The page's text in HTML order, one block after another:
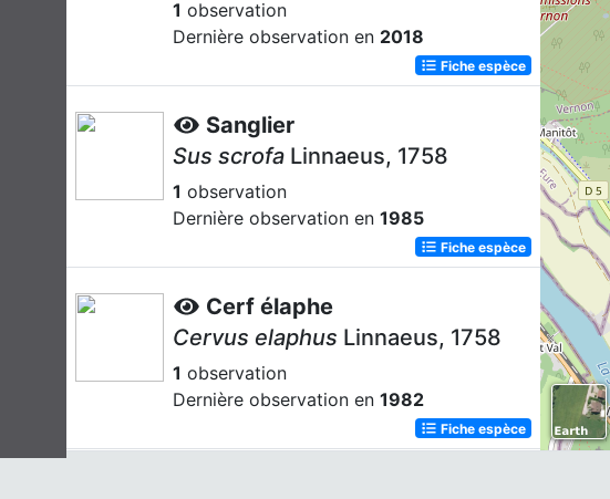
1 observation
Dernière observation en 2018
Fiche espèce
Sanglier
Sus scrofa Linnaeus, 1758
1 observation
Dernière observation en 1985
Fiche espèce
Cerf élaphe
Cervus elaphus Linnaeus, 1758
1 observation
Dernière observation en 1982
Fiche espèce